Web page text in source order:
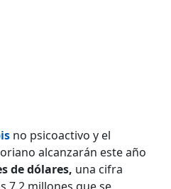
no psicoactivo y el
alcanzarán este año
de dólares, una cifra